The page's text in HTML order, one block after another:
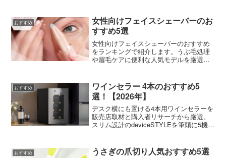
おすすめ
女性向けフェイスシェーバーのお
すすめ5選
女性向けフェイスシェーバーのおすすめ
をランキングで紹介します。うぶ毛処理
や眉毛ケアに便利な人気モデルを厳選し
おすすめ
ワインセラー 4本のおすすめ5
選！【2026年】
デスク横にも置ける4本用ワインセラーを
販売店取材と購入者リサーチから厳選。
スリム設計のdeviceSTYLEを筆頭に5機種
おすすめ うさぎの爪切り人気おすすめ5選